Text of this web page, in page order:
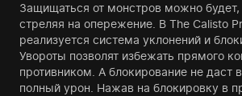
Защищаться от монстров можно будет,
стреляя на опережение. В The Calisto
реализуется система уклонений и
Увороты позволят избежать прямого
противником. А блокирование не даст
полный урон. Нажав на блокировку в